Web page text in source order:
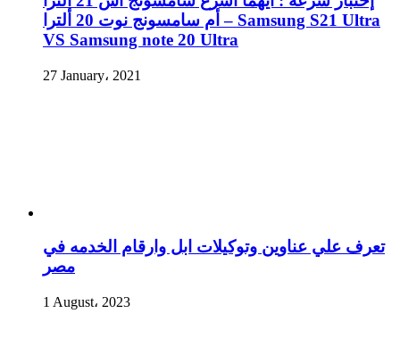
أم سامسونج نوت 20 ألترا – Samsung S21 Ultra
VS Samsung note 20 Ultra
27 January، 2021
تعرف علي عناوين وتوكيلات ابل وارقام الخدمه في
مصر
1 August، 2023